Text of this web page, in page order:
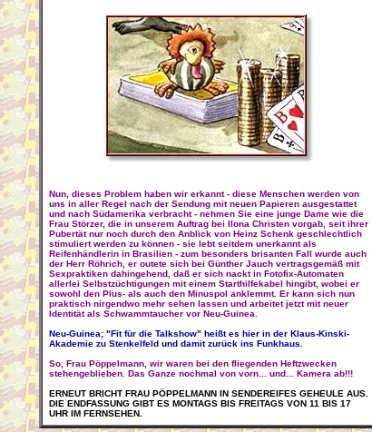
Nun, dieses Problem haben wir erkannt - diese Menschen werden von
uns in aller Regel nach der Sendung mit neuen Papieren ausgestattet
und nach Südamerika verbracht - nehmen Sie eine junge Dame wie die
Frau Störzer, die in unserem Auftrag bei Ilona Christen vorgab, seit ihrer
Pubertät nur noch durch den Anblick von Heinz Schenk geschlechtlich
stimuliert werden zu können - sie lebt seitdem unerkannt als
Reifenhändlerin in Brasilien - zum besonders brisanten Fall wurde auch
der Herr Röhrich, er outete sich bei Günther Jauch vertragsgemäß mit
Sexpraktiken dahingehend, daß er sich nackt in Fotofix-Automaten
allerlei Selbstzüchtigungen mit einem Starthilfekabel hingibt, wobei er
sowohl den Plus- als auch den Minuspol anklemmt. Er kann sich nun
praktisch nirgendwo mehr sehen lassen und arbeitet jetzt mit neuer
Identität als Schwammtaucher vor Neu-Guinea.
Neu-Guinea; "Fit für die Talkshow" heißt es hier in der Klaus-Kinski-
Akademie zu Stenkelfeld und damit zurück ins Funkhaus.
So, Frau Pöppelmann, wir waren bei den fliegenden Heftzwecken
stehengeblieben. Das Ganze nochmal von vorn... und... Kamera ab!!!
ERNEUT BRICHT FRAU PÖPPELMANN IN SENDEREIFES GEHEULE AUS.
DIE ENDFASSUNG GIBT ES MONTAGS BIS FREITAGS VON 11 BIS 17
UHR IM FERNSEHEN.